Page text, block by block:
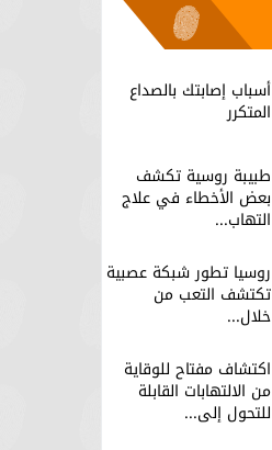
أسباب إصابتك بالصداع
المتكرر
طبيبة روسية تكشف
بعض الأخطاء في علاج
التهاب...
روسيا تطور شبكة عصبية
تكتشف التعب من
خلال...
اكتشاف مفتاح للوقاية
من الالتهابات القابلة
للتحول إلى...